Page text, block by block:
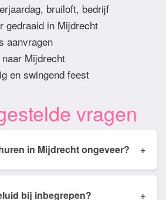
bruiloft, bedrijf
gedraaid in Mijdrecht
aanvragen
Mijdrecht
en swingend feest
vragen
Wat kost een DJ huren in Mijdrecht ongeveer? +
€ 350,- en € 950,- Prijs is
bij inbegrepen? +